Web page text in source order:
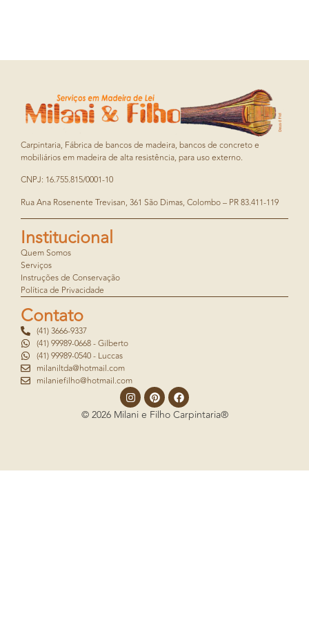
Carpintaria, Fábrica de bancos de madeira, bancos de concreto e
mobiliários em madeira de alta resistência, para uso externo.
CNPJ: 16.755.815/0001-10
Rua Ana Rosenente Trevisan, 361 São Dimas, Colombo – PR 83.411-119
Institucional
Quem Somos
Serviços
Instruções de Conservação
Política de Privacidade
Contato
(41) 3666-9337
(41) 99989-0668 - Gilberto
(41) 99989-0540 - Luccas
milaniltda@hotmail.com
milaniefilho@hotmail.com
© 2026 Milani e Filho Carpintaria®